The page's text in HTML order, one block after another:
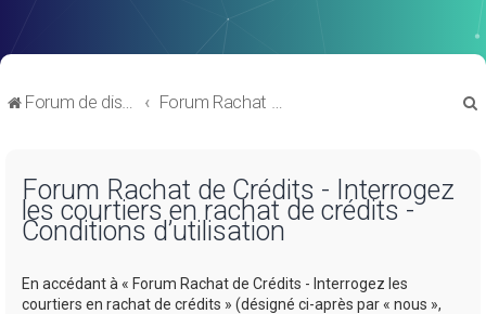
Forum de discussions sur le Regroupement de Crédits et le Rachat de Crédits Forum Rachat de Crédits
Forum Rachat de Crédits - Interrogez
les courtiers en rachat de crédits -
Conditions d’utilisation
En accédant à « Forum Rachat de Crédits - Interrogez les
courtiers en rachat de crédits » (désigné ci-après par « nous »,